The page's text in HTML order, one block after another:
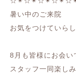
暑い中のご来院
お気をつけていら
8月も皆様にお会い
スタッフ一同楽し